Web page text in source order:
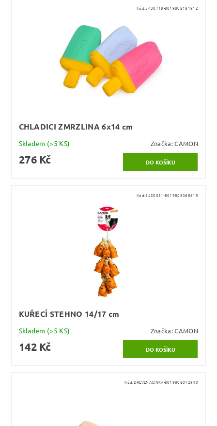
Kód:5430718-8019808181912
CHLADICI ZMRZLINA 6x14 cm
Skladem (>5 KS) Značka:CAMON
276 Kč
Kód:5430031-8019808068619
KUŘECÍ STEHNO 14/17 cm
Skladem (>5 KS) Značka:CAMON
142 Kč
Kód:DREVENACINKA-8019808012940